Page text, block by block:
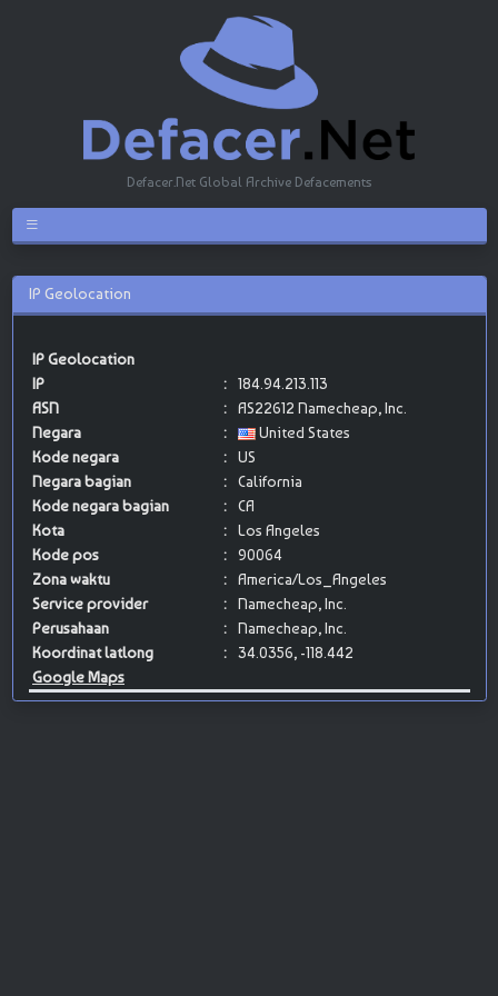
Defacer.Net Global Archive Defacements
IP Geolocation
IP Geolocation
IP
:
184.94.213.113
ASN
:
AS22612 Namecheap, Inc.
Negara
:
United States
Kode negara
:
US
Negara bagian
:
California
Kode negara bagian
:
CA
Kota
:
Los Angeles
Kode pos
:
90064
Zona waktu
:
America/Los_Angeles
Service provider
:
Namecheap, Inc.
Perusahaan
:
Namecheap, Inc.
Koordinat latlong
:
34.0356, -118.442
Google Maps